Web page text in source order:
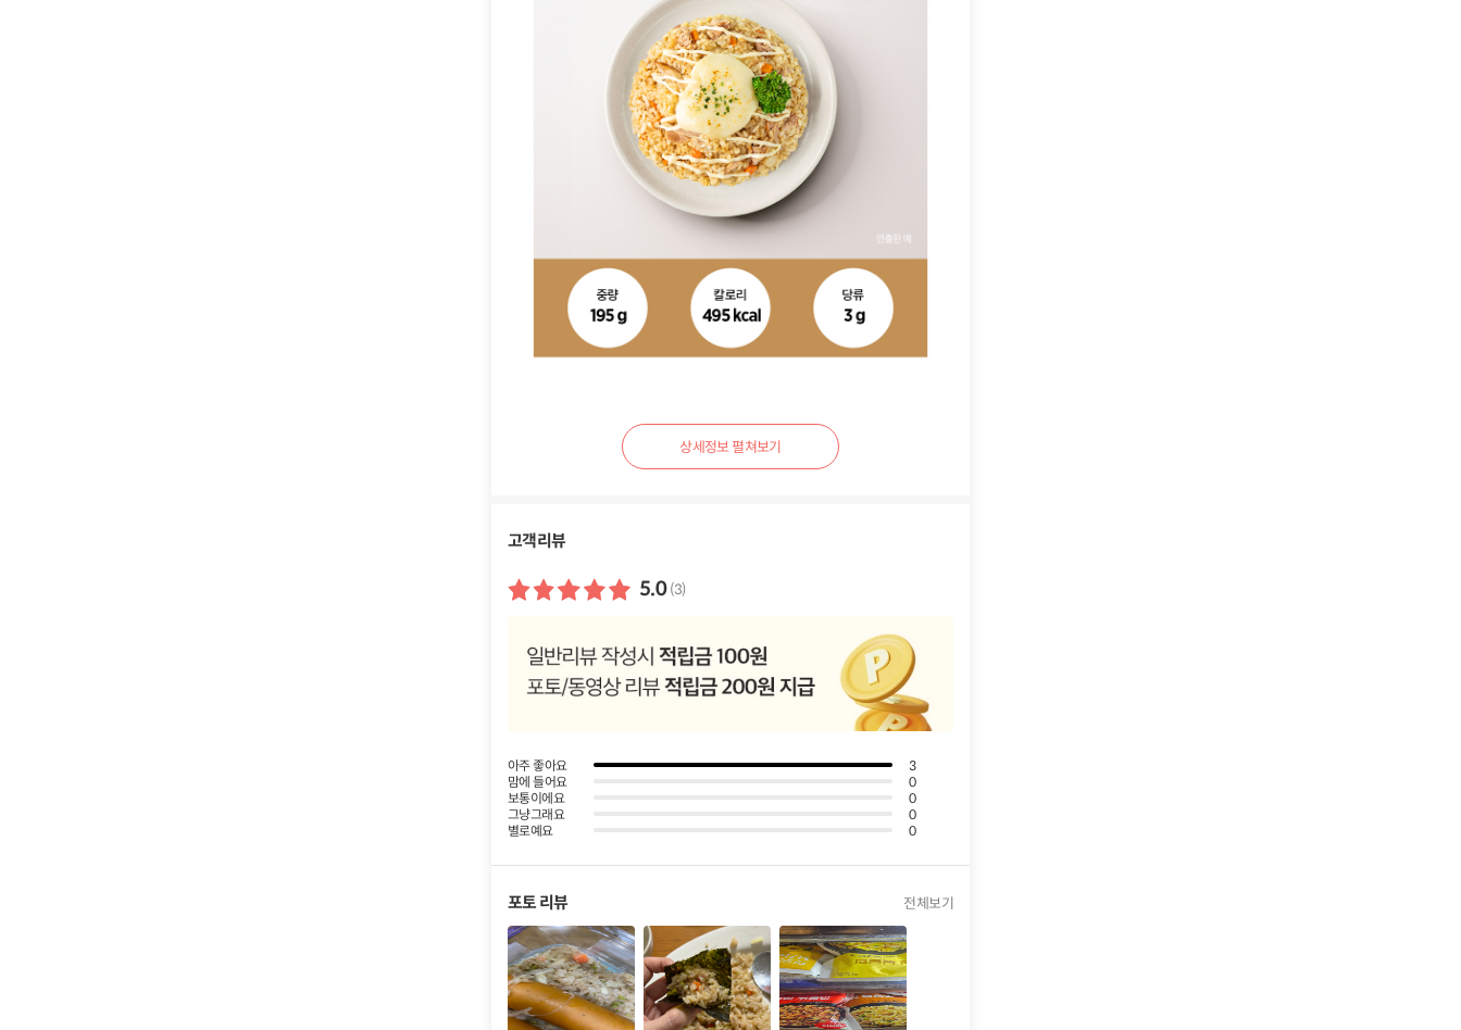
상
세
고객리뷰
5.0 (3)
아주 좋아요
3
맘에 들어요
0
보통이에요
0
그냥그래요
0
별로예요
0
포토 리뷰 전체보기